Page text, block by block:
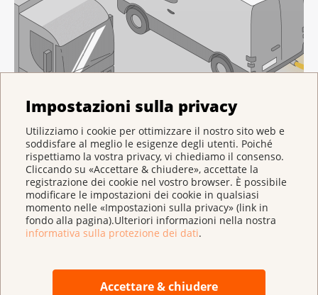
Impostazioni sulla privacy
Utilizziamo i cookie per ottimizzare il nostro sito web e
soddisfare al meglio le esigenze degli utenti. Poiché
rispettiamo la vostra privacy, vi chiediamo il consenso.
Cliccando su «Accettare & chiudere», accettate la
registrazione dei cookie nel vostro browser. È possibile
modificare le impostazioni dei cookie in qualsiasi
momento nelle «Impostazioni sulla privacy» (link in
fondo alla pagina).Ulteriori informazioni nella nostra
informativa sulla protezione dei dati.
Accettare & chiudere